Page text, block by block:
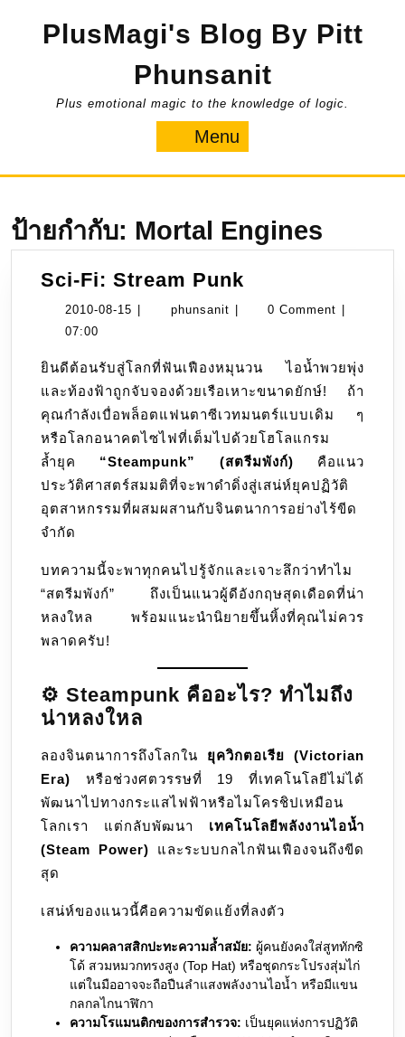
PlusMagi's Blog By Pitt
Phunsanit
Plus emotional magic to the knowledge of logic.
Menu
ป้ายกำกับ: Mortal Engines
Sci-Fi: Stream Punk
Fi:
2010-08-15 2010- phunsanit phunsanit0 Comment
07:00
ยินดีต้อนรับสู่โลกที่ฟันเฟืองหมุนวน ไอน้ำพวยพุ่ง
และท้องฟ้าถูกจับจองด้วยเรือเหาะขนาดยักษ์! ถ้า
คุณกำลังเบื่อพล็อตแฟนตาซีเวทมนตร์แบบเดิม ๆ
หรือโลกอนาคตไซไฟที่เต็มไปด้วยโฮโลแกรม
ล้ำยุค “Steampunk” (สตรีมพังก์) คือแนว
ประวัติศาสตร์สมมติที่จะพาดำดิ่งสู่เสน่ห์ยุคปฏิวัติ
อุตสาหกรรมที่ผสมผสานกับจินตนาการอย่างไร้ขีด
จำกัด
บทความนี้จะพาทุกคนไปรู้จักและเจาะลึกว่าทำไม
“สตรีมพังก์” ถึงเป็นแนวผู้ดีอังกฤษสุดเดือดที่น่า
หลงใหล พร้อมแนะนำนิยายขึ้นหิ้งที่คุณไม่ควร
พลาดครับ!
⚙️ Steampunk คืออะไร? ทำไมถึง
น่าหลงใหล
ลองจินตนาการถึงโลกใน ยุควิกตอเรีย (Victorian
Era) หรือช่วงศตวรรษที่ 19 ที่เทคโนโลยีไม่ได้
พัฒนาไปทางกระแสไฟฟ้าหรือไมโครชิปเหมือน
โลกเรา แต่กลับพัฒนา เทคโนโลยีพลังงานไอน้ำ
(Steam Power) และระบบกลไกฟันเฟืองจนถึงขีด
สุด
เสน่ห์ของแนวนี้คือความขัดแย้งที่ลงตัว
ความคลาสสิกปะทะความล้ำสมัย: ผู้คนยังคงใส่สูททักซิ
โด้ สวมหมวกทรงสูง (Top Hat) หรือชุดกระโปรงสุ่มไก่
แต่ในมืออาจจะถือปืนลำแสงพลังงานไอน้ำ หรือมีแขน
กลกลไกนาฬิกา
ความโรแมนติกของการสำรวจ: เป็นยุคแห่งการปฏิวัติ